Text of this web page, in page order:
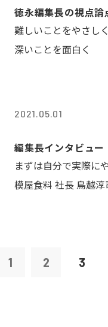
徳永編集長の視点論
難しいことをやさし
深いことを面白く
2021.05.01
編集長インタビュー
まずは自分で実際
模屋食料 社長 鳥越
1 2 3